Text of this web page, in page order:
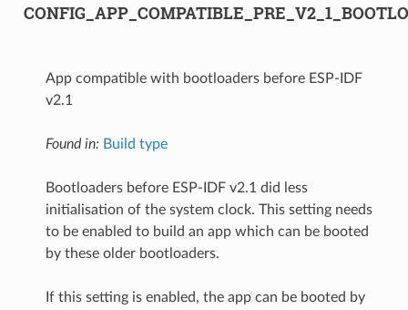
App compatible with bootloaders before ESP-IDF
v2.1
Found in: Build type
Bootloaders before ESP-IDF v2.1 did less
initialisation of the system clock. This setting needs
to be enabled to build an app which can be booted
by these older bootloaders.
If this setting is enabled, the app can be booted by